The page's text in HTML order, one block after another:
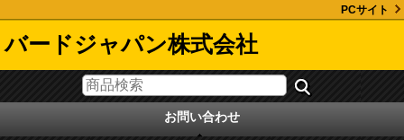
PCサイト
バードジャパン株式会社
お問い合わせ